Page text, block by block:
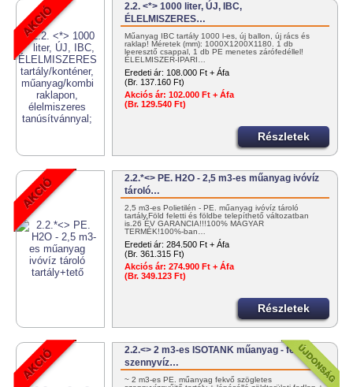
2.2. <*> 1000 liter, ÚJ, IBC,
ÉLELMISZERES…
Műanyag IBC tartály 1000 l-es, új ballon, új rács és
raklap! Méretek (mm): 1000X1200X1180. 1 db
leeresztő csappal, 1 db PE menetes zárófedéllel!
ÉLELMISZER-IPARI…
Eredeti ár: 108.000 Ft + Áfa
(Br. 137.160 Ft)
Akciós ár: 102.000 Ft + Áfa
(Br. 129.540 Ft)
Részletek
2.2.*<> PE. H2O - 2,5 m3-es műanyag ivóvíz
tároló…
2,5 m3-es Polietilén - PE. műanyag ivóvíz tároló
tartály.Föld feletti és földbe telepíthető változatban
is.26 ÉV GARANCIA!!!100% MAGYAR
TERMÉK!100%-ban…
Eredeti ár: 284.500 Ft + Áfa
(Br. 361.315 Ft)
Akciós ár: 274.900 Ft + Áfa
(Br. 349.123 Ft)
Részletek
2.2.<> 2 m3-es ISOTANK műanyag - fekvő -
szennyvíz…
~ 2 m3-es PE. műanyag fekvő szögletes